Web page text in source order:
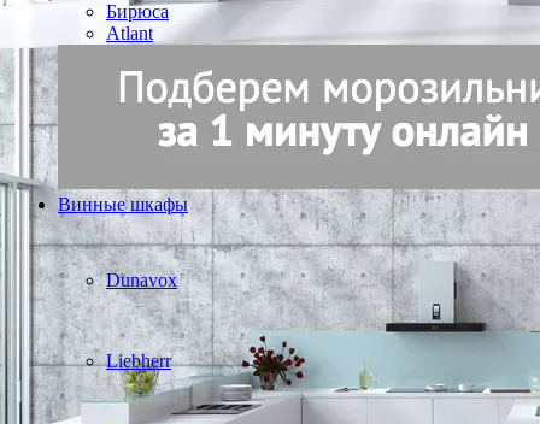
Бирюса
Atlant
Винные шкафы
Dunavox
Liebherr